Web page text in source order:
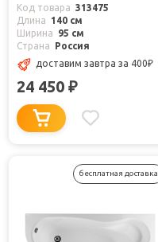
Код товара 313475
Длина
140 см
Ширина
95 см
Страна
Россия
доставим завтра за 400₽
24 450 ₽
бесплатная доставка